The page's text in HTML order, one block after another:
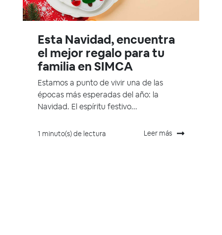
Esta Navidad, encuentra
el mejor regalo para tu
familia en SIMCA
Estamos a punto de vivir una de las
épocas más esperadas del año: la
Navidad. El espíritu festivo...
1 minuto(s) de lectura Leer más